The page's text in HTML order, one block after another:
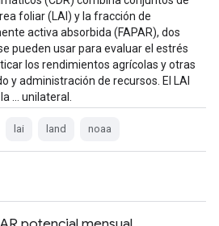
foliar (LAI) y la fracción de
activa absorbida (FAPAR), dos
pueden usar para evaluar el estrés
los rendimientos agrícolas y otras
y administración de recursos. El LAI
… unilateral.
lai land noaa